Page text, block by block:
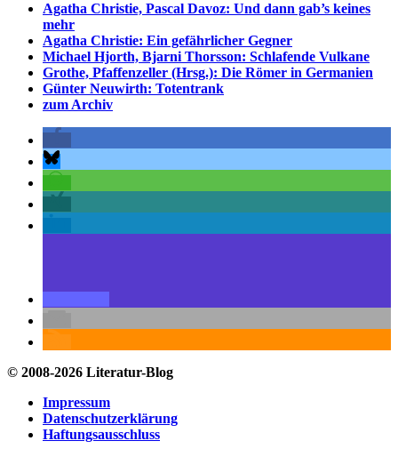
Agatha Christie, Pascal Davoz: Und dann gab’s keines
mehr
Agatha Christie: Ein gefährlicher Gegner
Michael Hjorth, Bjarni Thorsson: Schlafende Vulkane
Grothe, Pfaffenzeller (Hrsg.): Die Römer in Germanien
Günter Neuwirth: Totentrank
zum Archiv
© 2008-2026 Literatur-Blog
Impressum
Datenschutzerklärung
Haftungsausschluss